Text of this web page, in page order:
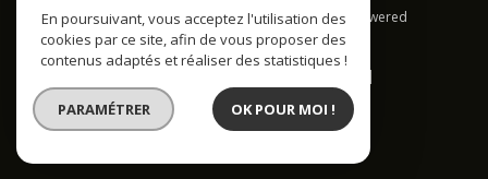
© 2026 | Tous droits réservés | Traduction powered
by Google |
Nos honoraires
Plan du site
Politique RGPD
En poursuivant, vous acceptez l'utilisation des
cookies par ce site, afin de vous proposer des
contenus adaptés et réaliser des statistiques !
PARAMÉTRER OK POUR MOI !